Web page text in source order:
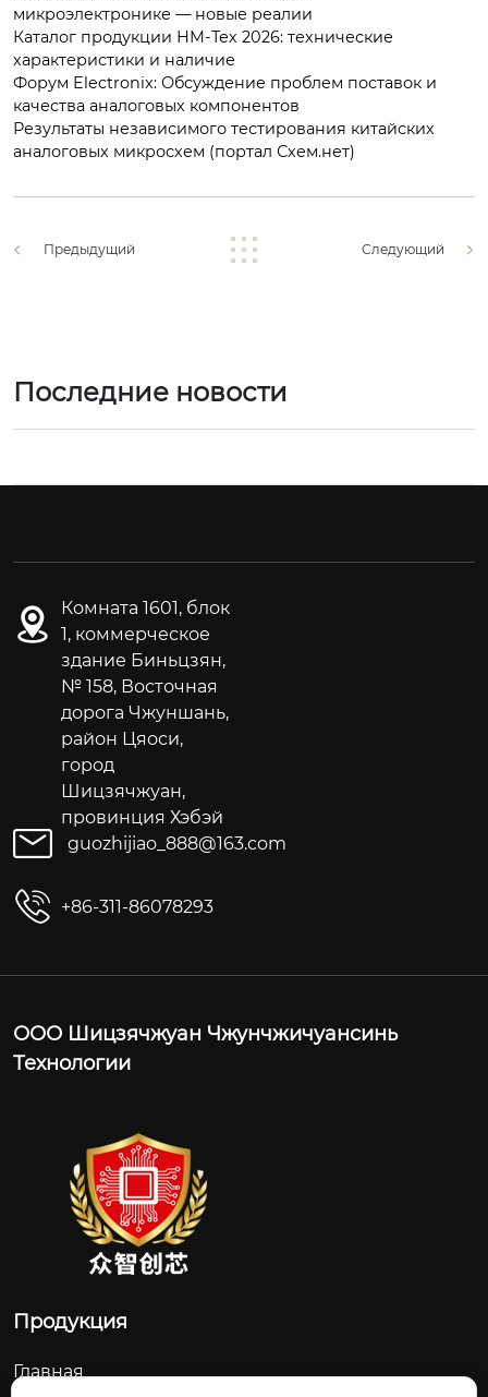
микроэлектронике — новые реалии
Каталог продукции НМ-Тех 2026: технические
характеристики и наличие
Форум Electronix: Обсуждение проблем поставок и
качества аналоговых компонентов
Результаты независимого тестирования китайских
аналоговых микросхем (портал Схем.нет)
Предыдущий Следующий
Последние новости
Комната 1601, блок
1, коммерческое
здание Биньцзян,
№ 158, Восточная
дорога Чжуншань,
район Цяоси,
город
Шицзячжуан,
провинция Хэбэй
guozhijiao_888@163.com
+86-311-86078293
ООО Шицзячжуан Чжунчжичуансинь
Технологии
Продукция
Главная